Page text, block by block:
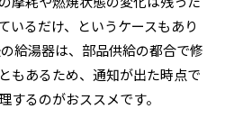
いるだけ、というケースもあり
給湯器は、部品供給の都合で修
もあるため、通知が出た時点で
するのがおススメです。